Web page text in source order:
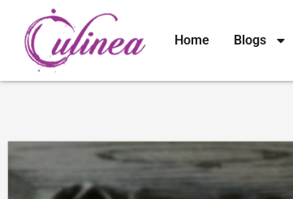
Home Blogs